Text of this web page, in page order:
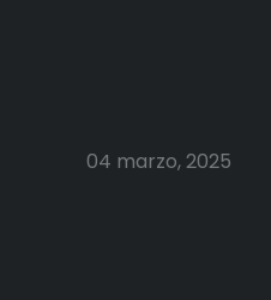
04 marzo, 2025